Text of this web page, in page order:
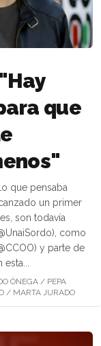
que
que pensaba
son todavía
como
y parte de
desvela en esta...
ÓNEGA / PEPA
/ MARTA JURADO